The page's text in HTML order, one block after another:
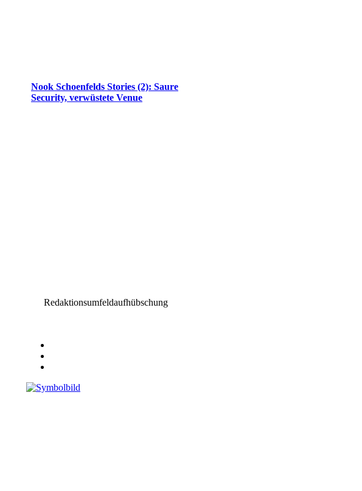
Nook Schoenfelds Stories (2): Saure
Security, verwüstete Venue
Redaktionsumfeldaufhübschung